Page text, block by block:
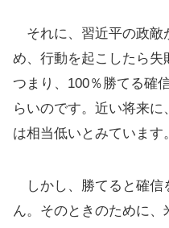
それに、習近平の政敵
め、行動を起こしたら失
つまり、100％勝てる確
らいのです。近い将来
は相当低いとみています。
しかし、勝てると確信
ん。そのときのために